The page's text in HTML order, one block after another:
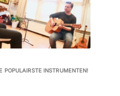
POPULAIRSTE INSTRUMENTEN!